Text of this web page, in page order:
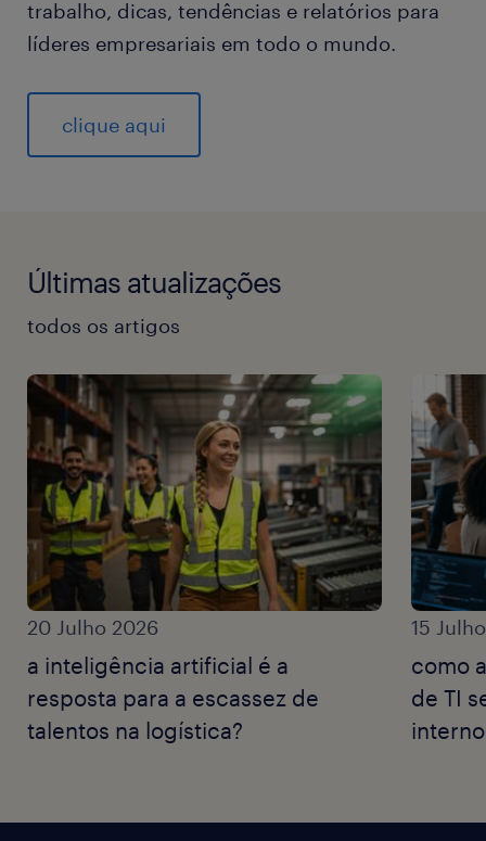
trabalho, dicas, tendências e relatórios para
líderes empresariais em todo o mundo.
clique aqui
Últimas atualizações
todos os artigos
20 Julho 2026
a inteligência artificial é a
resposta para a escassez de
talentos na logística?
15
como
de TI
interno